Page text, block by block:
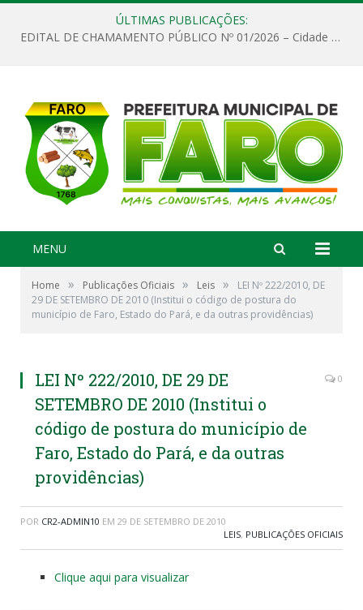
ÚLTIMAS PUBLICAÇÕES:
EDITAL DE CHAMAMENTO PÚBLICO Nº 01/2026 – Cidade de Faro
MENU
Home » Publicações Oficiais » Leis »
LEI Nº 222/2010, DE
29 DE SETEMBRO DE 2010 (Institui o código de postura do
município de Faro, Estado do Pará, e da outras providências)
LEI Nº 222/2010, DE 29 DE
SETEMBRO DE 2010 (Institui o
código de postura do município de
Faro, Estado do Pará, e da outras
providências)
0
POR CR2-ADMIN10 EM 29 DE SETEMBRO DE 2010
LEIS, PUBLICAÇÕES OFICIAIS
Clique aqui para visualizar